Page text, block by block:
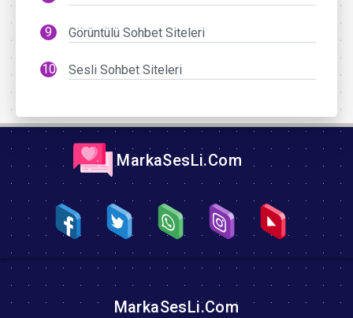
Görüntülü Sohbet Siteleri
Sesli Sohbet Siteleri
MarkaSesLi.Com
MarkaSesLi.Com